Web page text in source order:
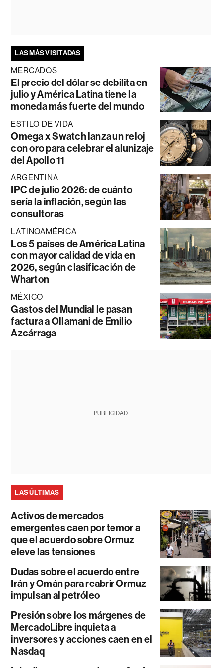
LAS MÁS VISITADAS
MERCADOS
El precio del dólar se debilita en
julio y América Latina tiene la
moneda más fuerte del mundo
ESTILO DE VIDA
Omega x Swatch lanza un reloj
con oro para celebrar el alunizaje
del Apollo 11
ARGENTINA
IPC de julio 2026: de cuánto
sería la inflación, según las
consultoras
LATINOAMÉRICA
Los 5 países de América Latina
con mayor calidad de vida en
2026, según clasificación de
Wharton
MÉXICO
Gastos del Mundial le pasan
factura a Ollamani de Emilio
Azcárraga
PUBLICIDAD
LAS ÚLTIMAS
Activos de mercados
emergentes caen por temor a
que el acuerdo sobre Ormuz
eleve las tensiones
Dudas sobre el acuerdo entre
Irán y Omán para reabrir Ormuz
impulsan al petróleo
Presión sobre los márgenes de
MercadoLibre inquieta a
inversores y acciones caen en el
Nasdaq